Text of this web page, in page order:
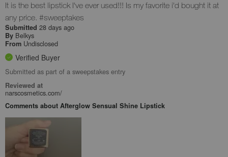
It is the best lipstick I've ever used!!! Is my favorite i'd bought it at
any price. #sweeptakes
Submitted 28 days ago
By Belkys
From Undisclosed
Verified Buyer
Submitted as part of a sweepstakes entry
Reviewed at
narscosmetics.com/
Comments about Afterglow Sensual Shine Lipstick